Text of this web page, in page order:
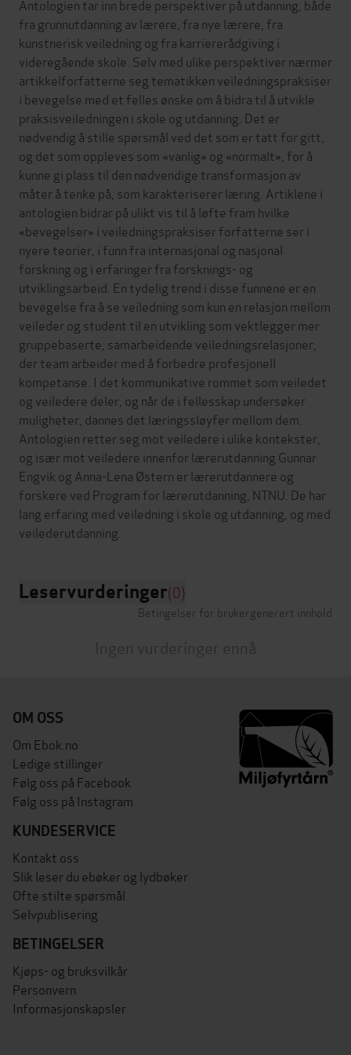
Antologien tar inn brede perspektiver på utdanning, både
fra grunnutdanning av lærere, fra nye lærere, fra
kunstnerisk veiledning og fra karriererådgiving i
videregående skole. Selv med ulike perspektiver nærmer
artikkelforfatterne seg tematikken veiledningspraksiser
i bevegelse med et felles ønske om å bidra til å utvikle
praksisveiledningen i skole og utdanning. Det er
nødvendig å stille spørsmål ved det som er tatt for gitt,
og det som oppleves som «vanlig» og «normalt», for å
kunne gi plass til den nødvendige transformasjon av
måter å tenke på, som karakteriserer læring. Artiklene i
antologien bidrar på ulikt vis til å løfte fram hvilke
«bevegelser» i veiledningspraksiser forfatterne ser i
nyere teorier, i funn fra internasjonal og nasjonal
forskning og i erfaringer fra forsknings- og
utviklingsarbeid. En tydelig trend i disse funnene er en
bevegelse fra å se veiledning som kun en relasjon mellom
veileder og student til en utvikling som vektlegger mer
gruppebaserte, samarbeidende veiledningsrelasjoner,
der team arbeider med å forbedre profesjonell
kompetanse. I det kommunikative rommet som veiledet
og veiledere deler, og når de i fellesskap undersøker
muligheter, dannes det læringssløyfer mellom dem.
Antologien retter seg mot veiledere i ulike kontekster,
og især mot veiledere innenfor lærerutdanning Gunnar
Engvik og Anna-Lena Østern er lærerutdannere og
forskere ved Program for lærerutdanning, NTNU. De har
lang erfaring med veiledning i skole og utdanning, og med
Leservurderinger(0)
Betingelser for brukergenerert innhold
Ingen vurderinger ennå
OM OSS
Om Ebok.no
Ledige stillinger
Følg oss på Facebook
Følg oss på Instagram
KUNDESERVICE
Kontakt oss
Slik leser du ebøker og lydbøker
Ofte stilte spørsmål
Selvpublisering
BETINGELSER
Kjøps- og bruksvilkår
Personvern
Informasjonskapsler